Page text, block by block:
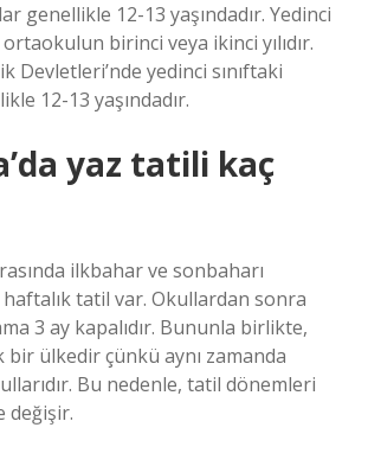
genellikle 12-13 yaşındadır. Yedinci
birinci veya ikinci yılıdır.
Devletleri’nde yedinci sınıftaki
12-13 yaşındadır.
yaz tatili kaç
ilkbahar ve sonbaharı
tatil var. Okullardan sonra
3 ay kapalıdır. Bununla birlikte,
ülkedir çünkü aynı zamanda
Bu nedenle, tatil dönemleri
değişir.